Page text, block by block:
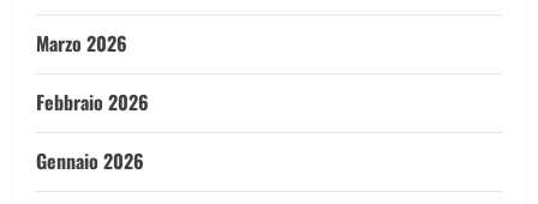
Marzo 2026
Febbraio 2026
Gennaio 2026